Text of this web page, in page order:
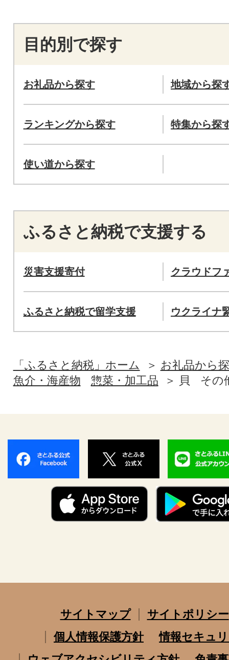
目的別で探す
お礼品から探す 地域から探
ランキングから探す 特集から探
使い道から探す
ふるさと納税で支援する
災害支援寄付 クラウドフ
ふるさと納税で留学支援 ウクライナ
「ふるさと納税」ホーム
お礼品から
魚介・海産物
惣菜・加工品 貝 その
サイトマップ
サイトポリシー
個人情報保護方針
情報セキュ